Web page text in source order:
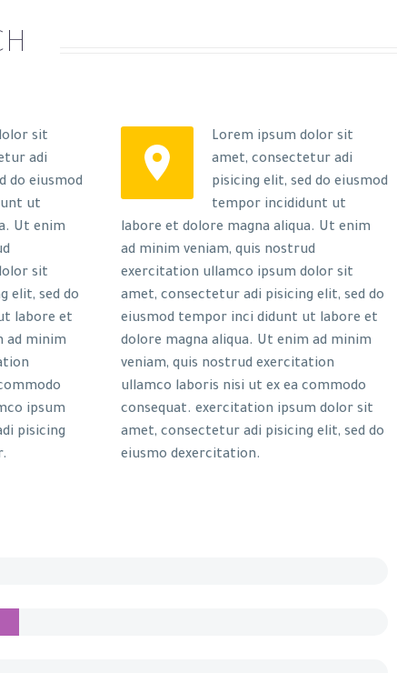
sit
adi
do eiusmod
ut
Ut enim
sit
elit, sed do
labore et
ad minim
ipsum
pisicing


Lorem ipsum dolor sit
amet, consectetur adi
pisicing elit, sed do eiusmod
tempor incididunt ut
labore et dolore magna aliqua. Ut enim
ad minim veniam, quis nostrud
exercitation ullamco ipsum dolor sit
amet, consectetur adi pisicing elit, sed do
eiusmod tempor inci didunt ut labore et
dolore magna aliqua. Ut enim ad minim
veniam, quis nostrud exercitation
ullamco laboris nisi ut ex ea commodo
consequat. exercitation ipsum dolor sit
amet, consectetur adi pisicing elit, sed do
eiusmo dexercitation.